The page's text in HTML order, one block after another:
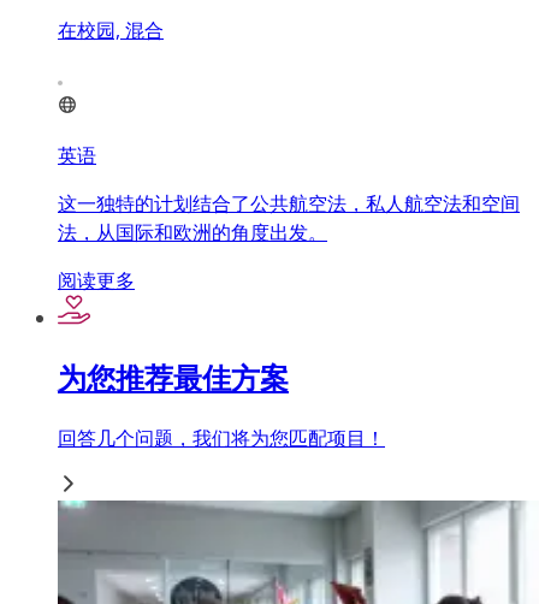
在校园, 混合
英语
这一独特的计划结合了公共航空法，私人航空法和空间
法，从国际和欧洲的角度出发。
阅读更多
为您推荐最佳方案
回答几个问题，我们将为您匹配项目！